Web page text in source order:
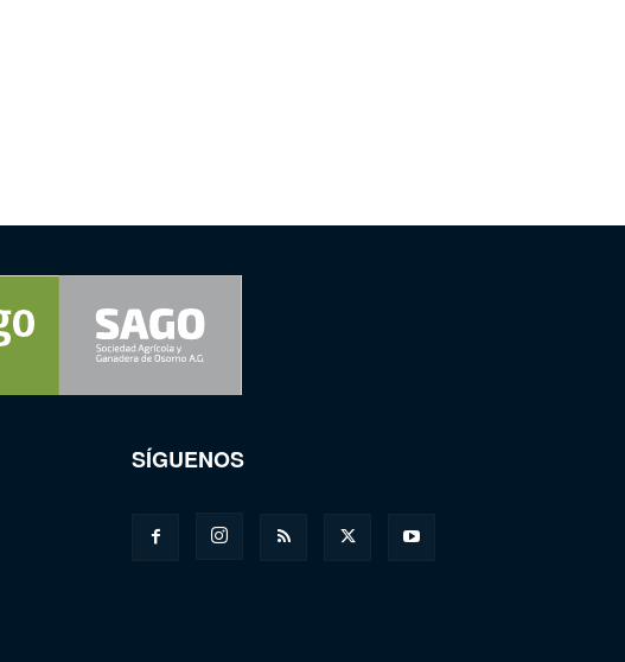
SÍGUENOS